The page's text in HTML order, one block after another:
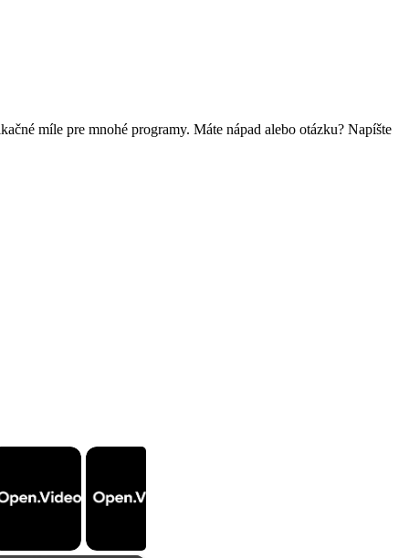
míle pre mnohé programy. Máte nápad alebo otázku? Napíšte